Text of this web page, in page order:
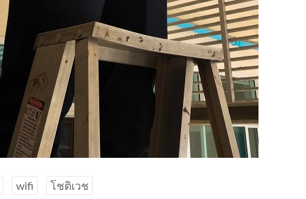
wifi โชติเวช